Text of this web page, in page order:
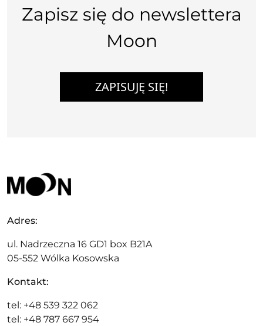
Zapisz się do newslettera
Moon
ZAPISUJĘ SIĘ!
Adres:
ul. Nadrzeczna 16 GD1 box B21A
05-552 Wólka Kosowska
Kontakt:
tel: +48 539 322 062
tel: +48 787 667 954